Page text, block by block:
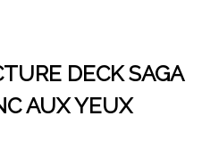
DECK SAGA
AUX YEUX